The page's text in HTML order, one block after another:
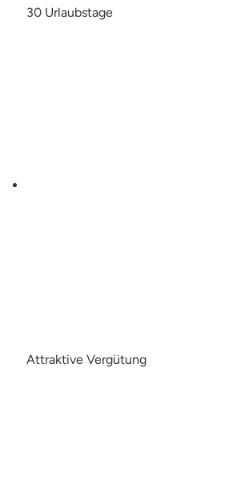
30 Urlaubstage
Attraktive Vergütung